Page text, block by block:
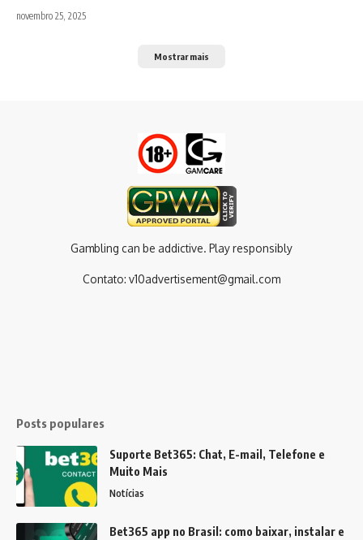
novembro 25, 2025
Mostrar mais
Gambling can be addictive. Play responsibly
Contato: v10advertisement@gmail.com
Posts populares
Suporte Bet365: Chat, E-mail, Telefone e
Muito Mais
Notícias
Bet365 app no Brasil: como baixar, instalar e